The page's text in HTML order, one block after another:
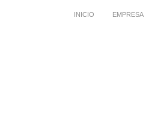
INICIO EMPRESA